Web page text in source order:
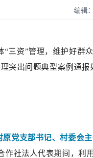
编辑
“三资”管理，维护好群
突出问题典型案例通报
原党支部书记、村委会
作社法人代表期间，利